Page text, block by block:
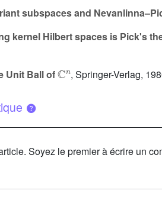
subspaces and
kernel Hilbert spaces is Pick's
Unit Ball of , Springer-Verlag,
Soyez le premier à écrire un